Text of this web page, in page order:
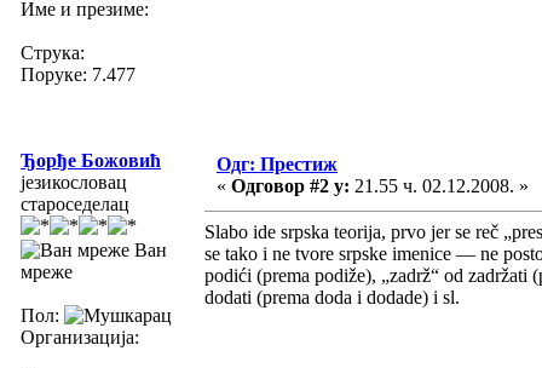
Име и презиме:
Струка:
Поруке: 7.477
Ђорђе Божовић
језикословац
староседелац
Ван
мреже
Пол:
Организација:
Одг: Престиж
« Одговор #2 у: 21.55 ч. 02.12.2008. »
Slabo ide srpska teorija, prvo jer se reč
se tako i ne tvore srpske imenice — ne
podići (prema podiže), „zadrž“ od zadržati
dodati (prema doda i dodade) i sl.